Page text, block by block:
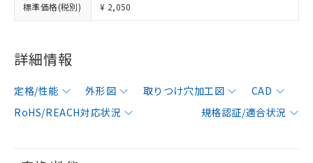
標準価格(税別) ¥ 2,050
詳細情報
定格/性能 外形図 取りつけ穴加工図
CAD
RoHS/REACH対応状況
規格認証/適合状況